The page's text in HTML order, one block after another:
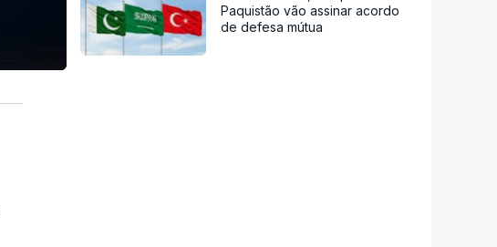
Paquistão vão assinar acordo
de defesa mútua